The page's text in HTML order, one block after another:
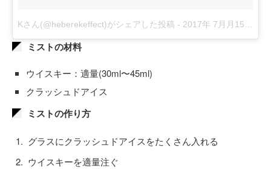
Kさん(@heberekeffect)がシェアした投稿 - 2017年 7月月15日午前8時38分PDT
ミストの材料
ウイスキー：適量(30ml〜45ml)
クラッシュドアイス
ミストの作り方
グラスにクラッシュドアイスをたくさん入れる
ウイスキーを適量注ぐ